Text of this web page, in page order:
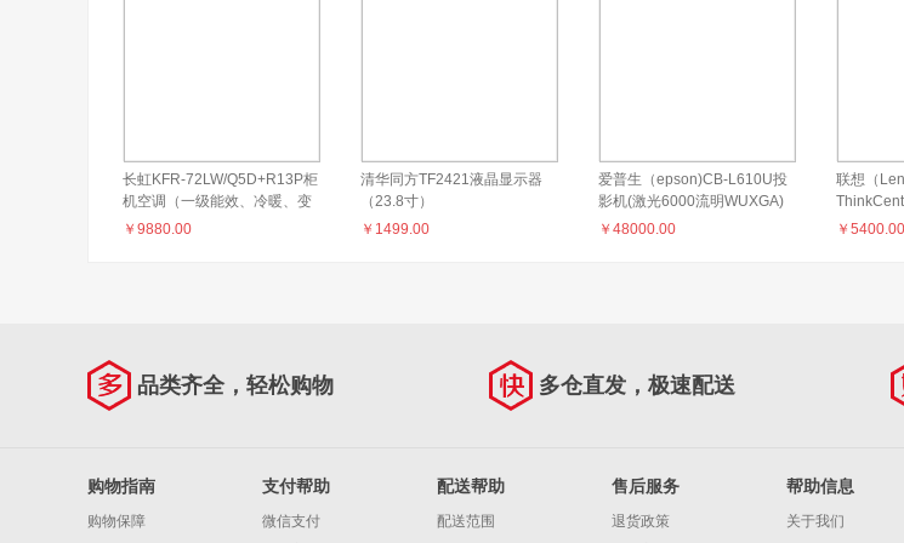
长虹KFR-72LW/Q5D+R13P柜
机空调（一级能效、冷暖、变
频）
￥ 9880.00
清华同方TF2421液晶显示器
（23.8寸）
￥ 1499.00
爱普生（epson)CB-L610U投
影机(激光6000流明WUXGA)
￥ 48000.00
联想（
D261（
￥ 5400.00
品类齐全，轻松购物 多仓直发，极速配送
购物指南
购物保障
支付帮助
微信支付
配送帮助
配送范围
售后服务
退货政策
帮助信息
关于我们